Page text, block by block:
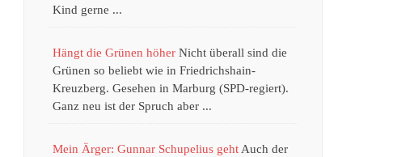
Kind gerne ...
Hängt die Grünen höher Nicht überall sind die
Grünen so beliebt wie in Friedrichshain-
Kreuzberg. Gesehen in Marburg (SPD-regiert).
Ganz neu ist der Spruch aber ...
Mein Ärger: Gunnar Schupelius geht Auch der